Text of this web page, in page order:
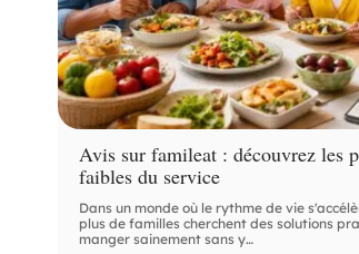
Avis sur famileat : découvrez les
faibles du service
Dans un monde où le rythme de vie
plus de familles cherchent des solutions
manger sainement sans y…